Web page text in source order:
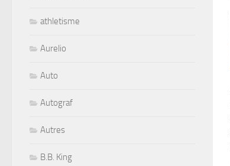
athletisme
Aurelio
Auto
Autograf
Autres
B.B. King